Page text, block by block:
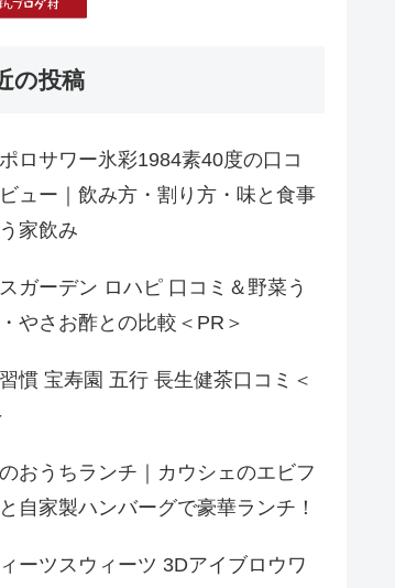
の投稿
ロサワー氷彩1984素40度の口コ
ュー｜飲み方・割り方・味と食事
家飲み
ガーデン ロハピ 口コミ＆野菜う
やさお酢との比較＜PR＞
慣 宝寿園 五行 長生健茶口コミ＜
おうちランチ｜カウシェのエビフ
自家製ハンバーグで豪華ランチ！
ーツスウィーツ 3Dアイブロウワ